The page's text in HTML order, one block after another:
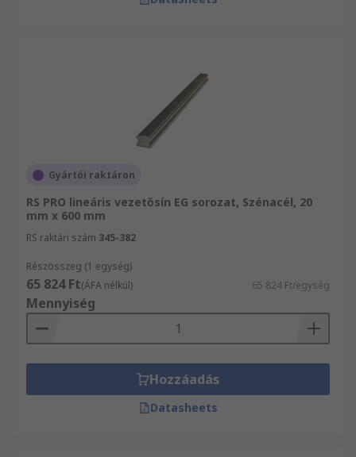
Gyártói raktáron
RS PRO lineáris vezetősín EG sorozat, Szénacél, 20
mm x 600 mm
RS raktári szám 345-382
Részösszeg (1 egység)
65 824 Ft(ÁFA nélkül) 65 824 Ft/egység
Mennyiség
Hozzáadás
Datasheets